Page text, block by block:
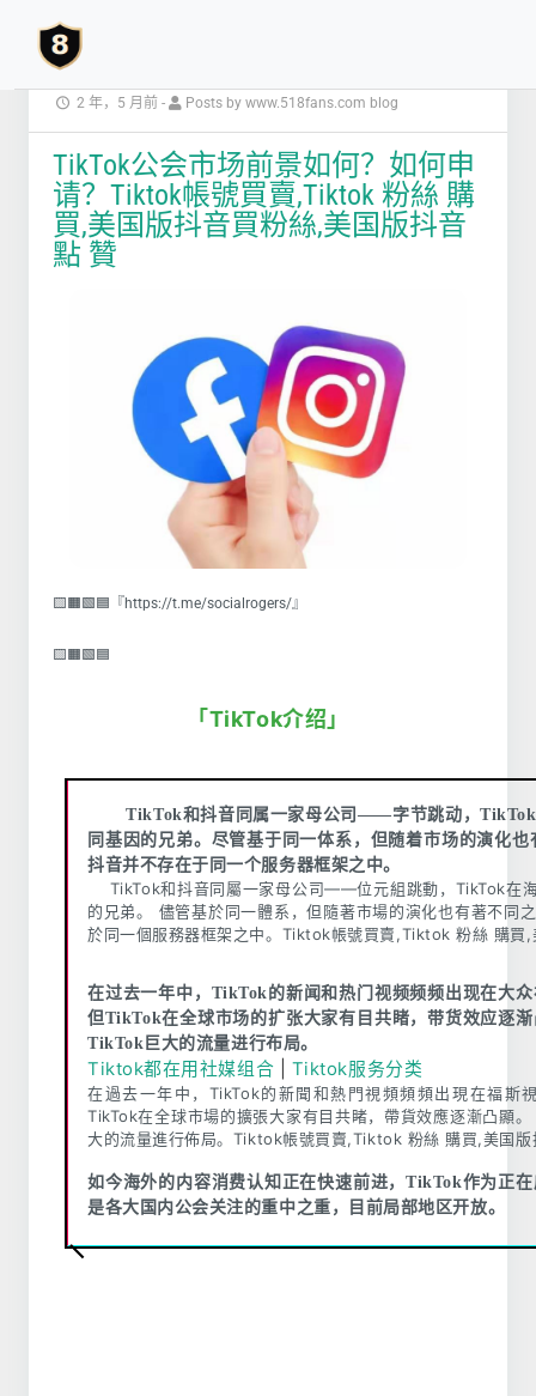
2 年，5 月前 - Posts by www.518fans.com blog
TikTok公会市场前景如何？如何申
请？Tiktok帳號買賣,Tiktok 粉絲 購
買,美国版抖音買粉絲,美国版抖音
點 贊
🟨🟧🟩🟦『https://t.me/socialrogers/』
🟨🟧🟩🟦
「TikTok介绍」
TikTok和抖音同属一家母公司——字节跳动，TikTok
同基因的兄弟。尽管基于同一体系，但随着市场的演化
抖音并不存在于同一个服务器框架之中。
TikTok和抖音同屬一家母公司——位元組跳動，TikTok在
的兄弟。 儘管基於同一體系，但隨著市場的演化也有著不同
於同一個服務器框架之中。Tiktok帳號買賣,Tiktok 粉絲 購買
在过去一年中，TikTok的新闻和热门视频频频出现在大
但TikTok在全球市场的扩张大家有目共睹，带货效应逐
TikTok巨大的流量进行布局。
Tiktok都在用社媒组合 Tiktok服务分类
在過去一年中，TikTok的新聞和熱門視頻頻頻出現在福斯
TikTok在全球市場的擴張大家有目共睹，帶貨效應逐漸凸顯
大的流量進行佈局。Tiktok帳號買賣,Tiktok 粉絲 購買,美国
如今海外的内容消费认知正在快速前进，TikTok作为正
是各大国内公会关注的重中之重，目前局部地区开放。